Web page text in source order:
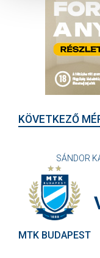
KÖVETKEZŐ
SÁNDOR
MTK BUDAPEST